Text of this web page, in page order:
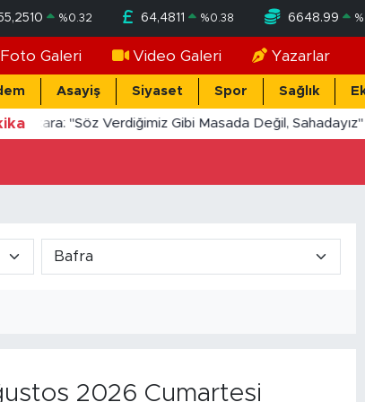
%0.32 64,4811 %0.38 6648.99 %
Foto Galeri Video Galeri Yazarlar
Asayiş Siyaset Spor Sağlık
"Söz Verdiğimiz Gibi Masada Değil, Sahadayız"
2026 Cumartesi